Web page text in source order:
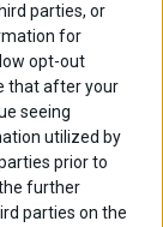
parties, or
for
opt-out
that after your
seeing
utilized by
prior to
further
parties on the
κοσμος
νδ
ρωσια
χρηματιστηριο